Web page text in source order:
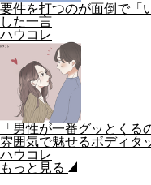
要件を打つのが面倒で「
した一言
ハウコレ
「男性が一番グッとくる
雰囲気で魅せるボディタ
ハウコレ
もっと見る